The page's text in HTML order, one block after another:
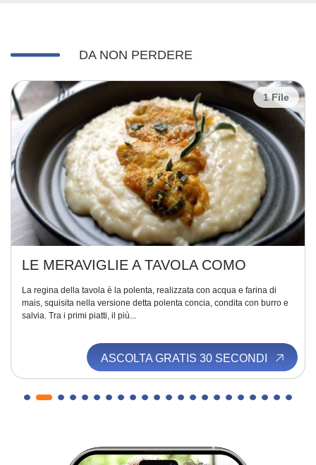
DA NON PERDERE
1 File
LE MERAVIGLIE A TAVOLA COMO
La regina della tavola è la polenta, realizzata con acqua e farina di
mais, squisita nella versione detta polenta concia, condita con burro e
salvia. Tra i primi piatti, il più...
ASCOLTA GRATIS 30 SECONDI